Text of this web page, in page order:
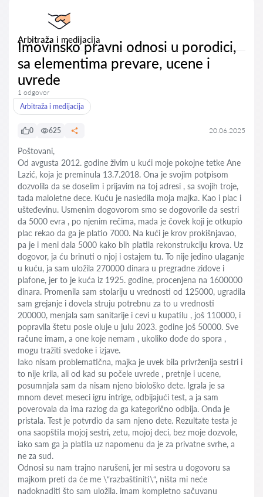
Arbitraža i medijacija
Imovinsko pravni odnosi u porodici,
sa elementima prevare, ucene i
uvrede
1 odgovor
Arbitraža i medijacija
0 625 20.06.2025
Poštovani,
Od avgusta 2012. godine živim u kući moje pokojne tetke Ane
Lazić, koja je preminula 13.7.2018. Ona je svojim potpisom
dozvolila da se doselim i prijavim na toj adresi , sa svojih troje,
tada maloletne dece. Kuću je nasledila moja majka. Kao i plac i
ušteđevinu. Usmenim dogovorom smo se dogovorile da sestri
da 5000 evra , po njenim rečima, mada je čovek koji je otkupio
plac rekao da ga je platio 7000. Na kući je krov prokišnjavao,
pa je i meni dala 5000 kako bih platila rekonstrukciju krova. Uz
dogovor, ja ću brinuti o njoj i ostajem tu. To nije jedino ulaganje
u kuću, ja sam uložila 270000 dinara u pregradne zidove i
plafone, jer to je kuća iz 1925. godine, procenjena na 1600000
dinara. Promenila sam stolariju u vrednosti od 125000, ugradila
sam grejanje i dovela struju potrebnu za to u vrednosti
200000, menjala sam sanitarije i cevi u kupatilu , još 110000, i
popravila štetu posle oluje u julu 2023. godine još 50000. Sve
račune imam, a one koje nemam , ukoliko dođe do spora ,
mogu tražiti svedoke i izjave.
Iako nisam problematična, majka je uvek bila privrženija sestri i
to nije krila, ali od kad su počele uvrede , pretnje i ucene,
posumnjala sam da nisam njeno biološko dete. Igrala je sa
mnom devet meseci igru intrige, odbijajući test, a ja sam
poverovala da ima razlog da ga kategorično odbija. Onda je
pristala. Test je potvrdio da sam njeno dete. Rezultate testa je
ona saopštila mojoj sestri, zetu, mojoj deci, bez moje dozvole,
iako sam ga ja platila uz napomenu da je za privatne svrhe, a
ne za sud.
Odnosi su nam trajno narušeni, jer mi sestra u dogovoru sa
majkom preti da će me \“razbaštiniti\“, ništa mi neće
nadoknaditi što sam uložila. imam kompletno sačuvanu